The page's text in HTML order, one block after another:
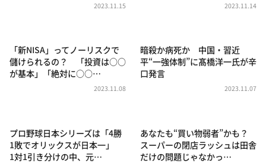
ポツンと一軒家
ザキ山小屋本館
2023.11.15 2023.11.14
「新NISA」ってノーリスクで
儲けられるの？ 「投資は○○
が基本」「絶対に○○…
2023.11.08
暗殺か病死か 中国・習近
平“一強体制”に髙橋洋一氏が辛
口発言
2023.11.07
プロ野球日本シリーズは「4勝
1敗でオリックスが日本一」
1対1引き分けの中、元…
あなたも“買い物弱者”かも？
スーパーの閉店ラッシュは田舎
だけの問題じゃなかっ…